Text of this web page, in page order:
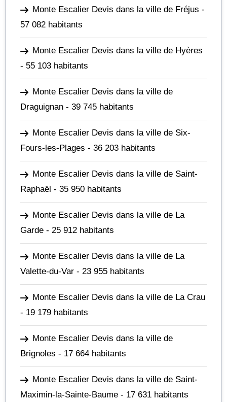
Monte Escalier Devis dans la ville de Fréjus -
57 082 habitants
Monte Escalier Devis dans la ville de Hyères
- 55 103 habitants
Monte Escalier Devis dans la ville de
Draguignan - 39 745 habitants
Monte Escalier Devis dans la ville de Six-
Fours-les-Plages - 36 203 habitants
Monte Escalier Devis dans la ville de Saint-
Raphaël - 35 950 habitants
Monte Escalier Devis dans la ville de La
Garde - 25 912 habitants
Monte Escalier Devis dans la ville de La
Valette-du-Var - 23 955 habitants
Monte Escalier Devis dans la ville de La Crau
- 19 179 habitants
Monte Escalier Devis dans la ville de
Brignoles - 17 664 habitants
Monte Escalier Devis dans la ville de Saint-
Maximin-la-Sainte-Baume - 17 631 habitants